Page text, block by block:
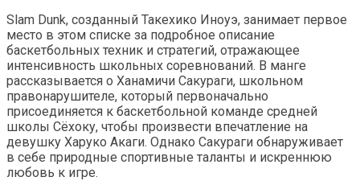
Slam Dunk, созданный Такехико Иноуэ, занимает первое
место в этом списке за подробное описание
баскетбольных техник и стратегий, отражающее
интенсивность школьных соревнований. В манге
рассказывается о Ханамичи Сакураги, школьном
правонарушителе, который первоначально
присоединяется к баскетбольной команде средней
школы Сёхоку, чтобы произвести впечатление на
девушку Харуко Акаги. Однако Сакураги обнаруживает
в себе природные спортивные таланты и искреннюю
любовь к игре.